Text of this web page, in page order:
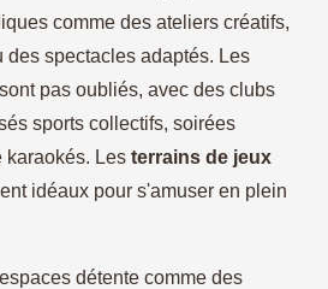
comme des ateliers créatifs,
des spectacles adaptés. Les
pas oubliés, avec des clubs
sports collectifs, soirées
karaokés. Les terrains de jeux
idéaux pour s'amuser en plein
détente comme des